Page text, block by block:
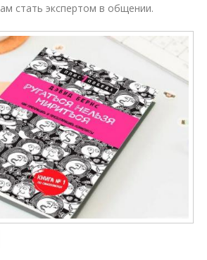
стать экспертом в общении.